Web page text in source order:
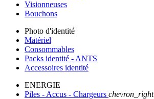
Visionneuses
Bouchons
Photo d'identité
Matériel
Consommables
Packs identité - ANTS
Accessoires identité
ENERGIE
Piles - Accus - Chargeurs chevron_right